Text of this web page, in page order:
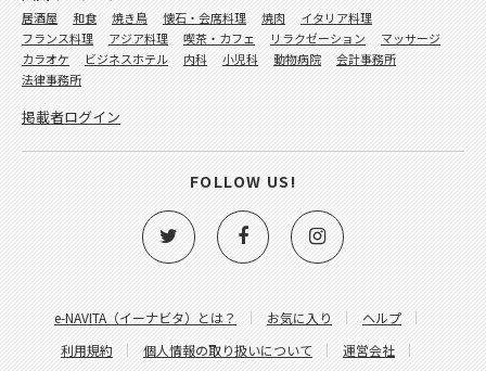
e-NAVITA（イーナビタ）とは？ お気に入り
ヘルプ
利用規約
個人情報の取り扱いについて
運営会社
居酒屋 和食 焼き鳥 懐石・会席料理 焼肉
イタリア料理
フランス料理
アジア料理 喫茶・カフェ リラクゼーション
マッサージ
カラオケ
ビジネスホテル 内科 小児科 動物病院
会計事務所
法律事務所
掲載者ログイン
FOLLOW US!